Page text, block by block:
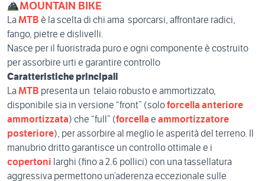
MOUNTAIN BIKE
La MTB è la scelta di chi ama sporcarsi, affrontare radici,
fango, pietre e dislivelli.
Nasce per il fuoristrada puro e ogni componente è costruito
per assorbire urti e garantire controllo
Caratteristiche principali
La MTB presenta un telaio robusto e ammortizzato,
disponibile sia in versione “front” (soloforcella anteriore
ammortizzata) che “full” (forcella e ammortizzatore
posteriore), per assorbire al meglio le asperità del terreno. Il
manubrio dritto garantisce un controllo ottimale e i
copertoni larghi (fino a 2.6 pollici) con una tassellatura
aggressiva permettono un’aderenza eccezionale sulle